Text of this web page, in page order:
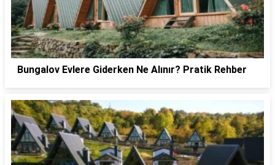
Bungalov Evlere Giderken Ne Alınır? Pratik Rehber